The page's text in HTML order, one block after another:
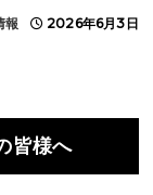
2026年6月3日
報
皆様へ